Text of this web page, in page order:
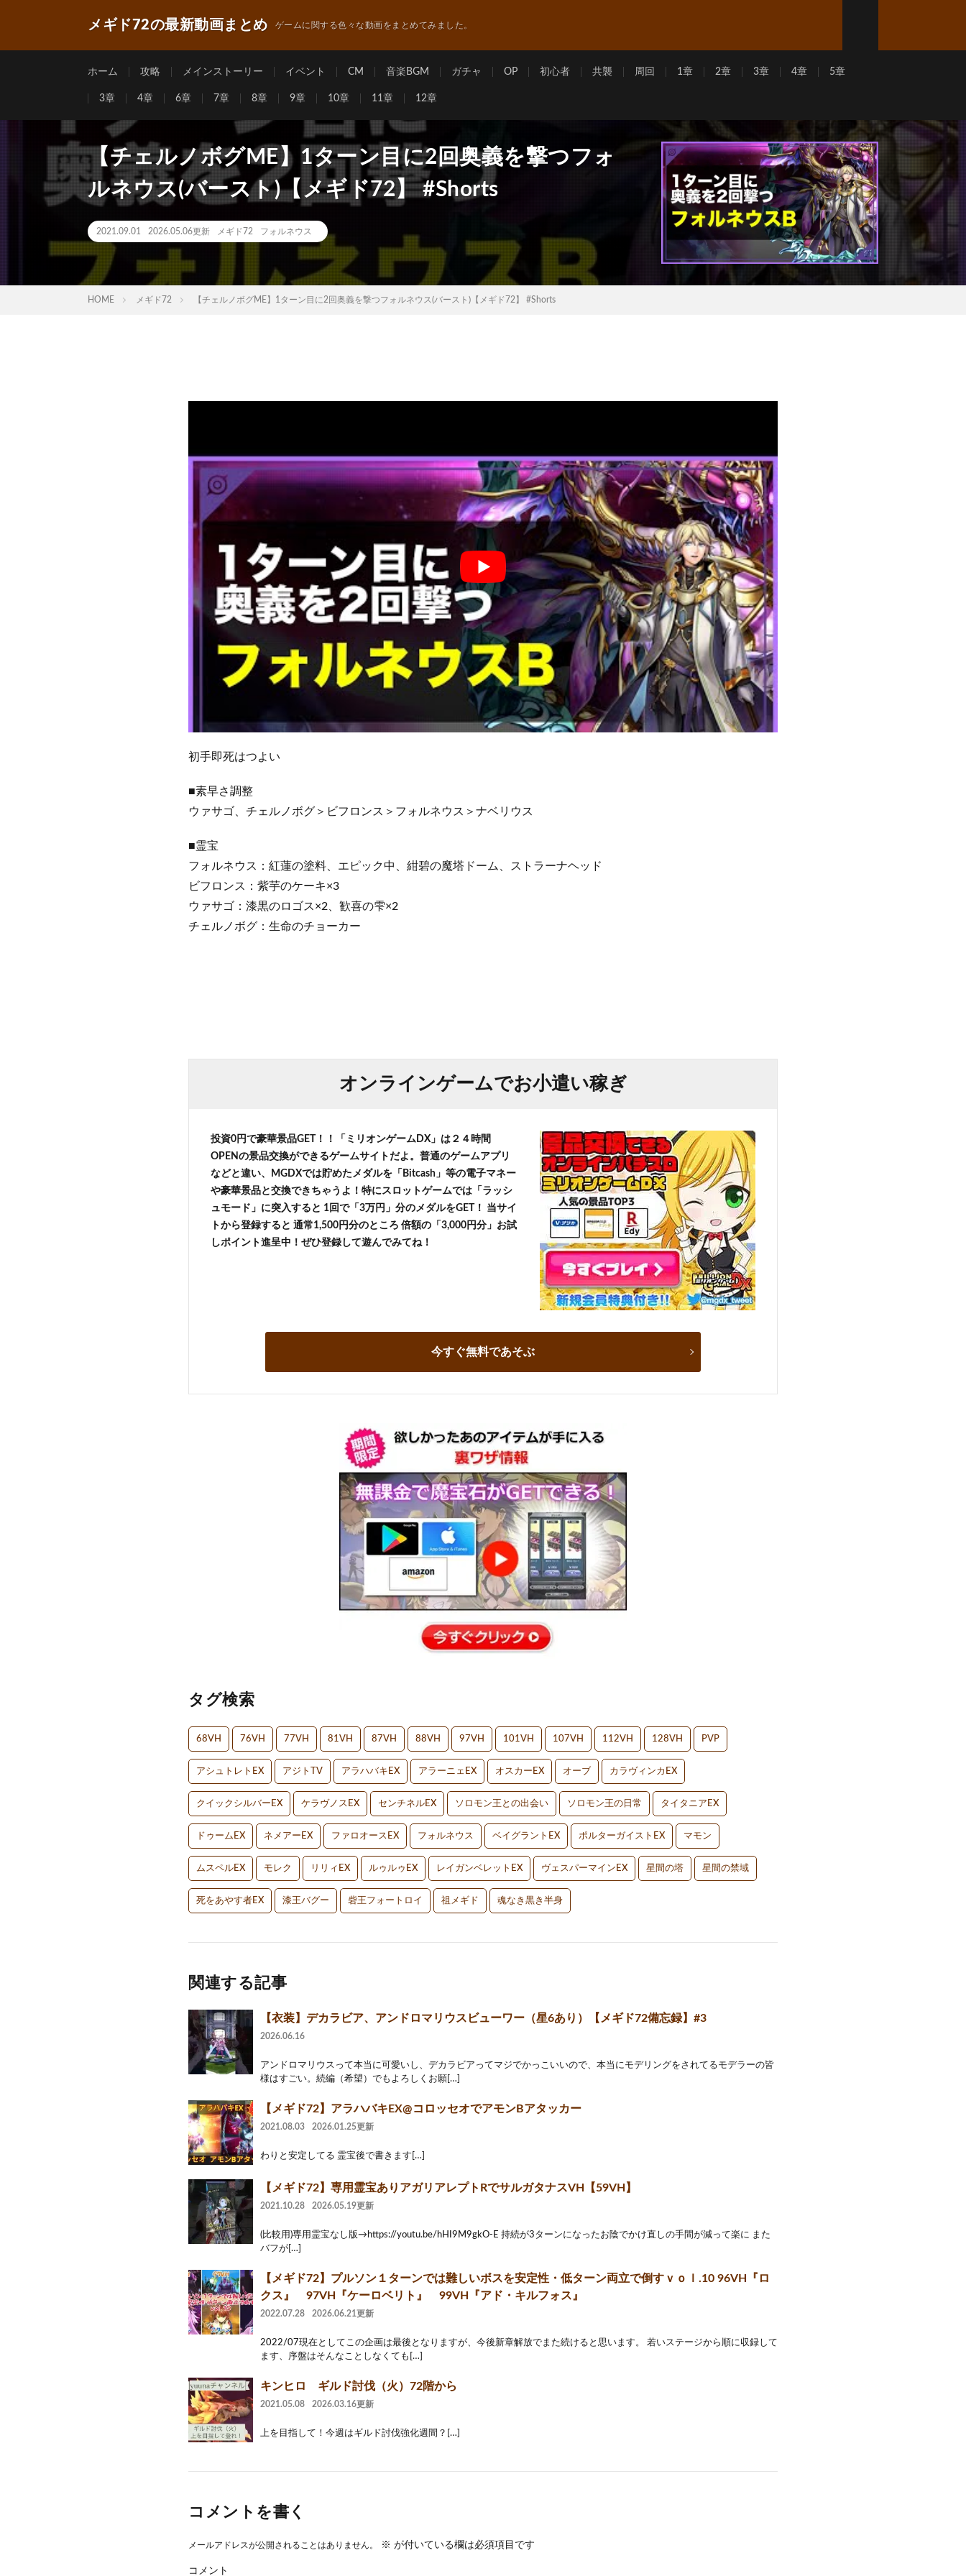
メギド72の最新動画まとめ ゲームに関する色々な動画をまとめてみました。
ホーム 攻略 メインストーリー イベント CM 音楽BGM ガチャ OP 初心者 共襲 周回 1章 2章 3章 4章 5章
3章 4章 6章 7章 8章 9章 10章 11章 12章
【チェルノボグME】1ターン目に2回奥義を撃つフォ
ルネウス(バースト)【メギド72】 #Shorts
2021.09.01 2026.05.06更新 メギド72 フォルネウス
HOME メギド72 【チェルノボグME】1ターン目に2回奥義を撃つフォルネウス(バースト)【メギド72】 #Shorts
初手即死はつよい
■素早さ調整
ウァサゴ、チェルノボグ＞ビフロンス＞フォルネウス＞ナベリウス
■霊宝
フォルネウス：紅蓮の塗料、エピック中、紺碧の魔塔ドーム、ストラーナヘッド
ビフロンス：紫芋のケーキ×3
ウァサゴ：漆黒のロゴス×2、歓喜の雫×2
チェルノボグ：生命のチョーカー
オンラインゲームでお小遣い稼ぎ
投資0円で豪華景品GET！！「ミリオンゲームDX」は２４時間
OPENの景品交換ができるゲームサイトだよ。普通のゲームアプリ
などと違い、MGDXでは貯めたメダルを「Bitcash」等の電子マネー
や豪華景品と交換できちゃうよ！特にスロットゲームでは「ラッシ
ュモード」に突入すると 1回で「3万円」分のメダルをGET！ 当サイ
トから登録すると 通常1,500円分のところ 倍額の「3,000円分」お試
しポイント進呈中！ぜひ登録して遊んでみてね！
今すぐ無料であそぶ
タグ検索
68VH 76VH 77VH 81VH 87VH 88VH 97VH 101VH 107VH 112VH 128VH PVP
アシュトレトEX アジトTV アラハバキEX アラーニェEX オスカーEX オーブ カラヴィンカEX
クイックシルバーEX ケラヴノスEX センチネルEX ソロモン王との出会い ソロモン王の日常 タイタニアEX
ドゥームEX ネメアーEX ファロオースEX フォルネウス ベイグラントEX ポルターガイストEX マモン
ムスペルEX モレク リリィEX ルゥルゥEX レイガンベレットEX ヴェスパーマインEX 星間の塔 星間の禁域
死をあやす者EX 漆王バグー 砦王フォートロイ 祖メギド 魂なき黒き半身
関連する記事
【衣装】デカラビア、アンドロマリウスビューワー（星6あり）【メギド72備忘録】#3
2026.06.16
アンドロマリウスって本当に可愛いし、デカラビアってマジでかっこいいので、本当にモデリングをされてるモデラーの皆
様はすごい。続編（希望）でもよろしくお願[…]
【メギド72】アラハバキEX@コロッセオでアモンBアタッカー
2021.08.03 2026.01.25更新
わりと安定してる 霊宝後で書きます[…]
【メギド72】専用霊宝ありアガリアレプトRでサルガタナスVH【59VH】
2021.10.28 2026.05.19更新
(比較用)専用霊宝なし版→https://youtu.be/hHI9M9gkO-E 持続が3ターンになったお陰でかけ直しの手間が減って楽に また
バフが[…]
【メギド72】プルソン１ターンでは難しいボスを安定性・低ターン両立で倒すｖｏｌ.10 96VH『ロ
クス』 97VH『ケーロベリト』 99VH『アド・キルフォス』
2022.07.28 2026.06.21更新
2022/07現在としてこの企画は最後となりますが、今後新章解放でまた続けると思います。 若いステージから順に収録して
ます、序盤はそんなことしなくても[…]
キンヒロ ギルド討伐（火）72階から
2021.05.08 2026.03.16更新
上を目指して！今週はギルド討伐強化週間？[…]
コメントを書く
メールアドレスが公開されることはありません。 ※ が付いている欄は必須項目です
コメント